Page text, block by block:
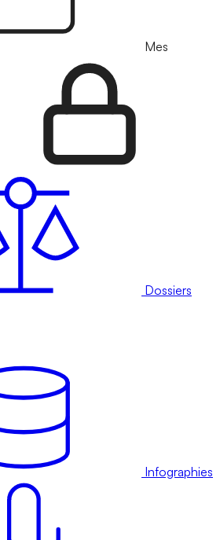
Mes
Dossiers
Infographies